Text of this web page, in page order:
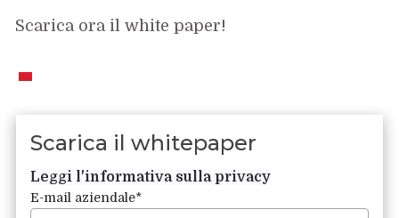
Scarica ora il white paper!
Scarica il whitepaper
Leggi l'informativa sulla privacy
E-mail aziendale*